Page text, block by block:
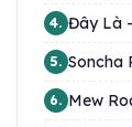
4. Đây Là
5. Soncha
6. Mew